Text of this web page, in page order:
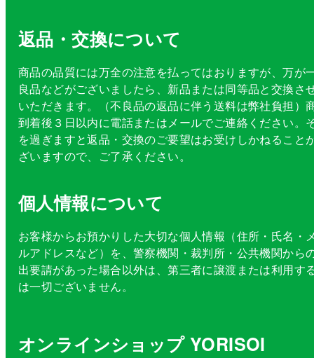
返品・交換について
商品の品質には万全の注意を払ってはおりますが、万が
良品などがございましたら、新品または同等品と交換さ
いただきます。（不良品の返品に伴う送料は弊社負担）
到着後３日以内に電話またはメールでご連絡ください。
を過ぎますと返品・交換のご要望はお受けしかねること
ざいますので、ご了承ください。
個人情報について
お客様からお預かりした大切な個人情報（住所・氏名・
ルアドレスなど）を、警察機関・裁判所・公共機関から
出要請があった場合以外は、第三者に譲渡または利用す
は一切ございません。
オンラインショップ YORISOI